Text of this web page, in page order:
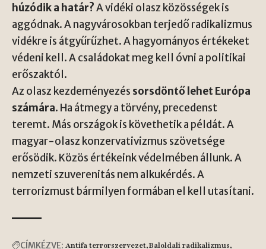
húzódik a határ?A vidéki olasz közösségek is
aggódnak. A nagyvárosokban terjedő radikalizmus
vidékre is átgyűrűzhet. A hagyományos értékeket
védeni kell. A családokat meg kell óvni a politikai
erőszaktól.
Az olasz kezdeményezés sorsdöntő lehet Európa
számára. Ha átmegy a törvény, precedenst
teremt. Más országok is követhetik a példát. A
magyar-olasz konzervativizmus szövetsége
erősödik. Közös értékeink védelmében állunk. A
nemzeti szuverenitás nem alkukérdés. A
terrorizmust bármilyen formában el kell utasítani.
CÍMKÉZVE: Antifa terrorszervezet Baloldali radikalizmus